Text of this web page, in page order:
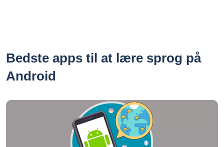
Bedste apps til at lære sprog på
Android